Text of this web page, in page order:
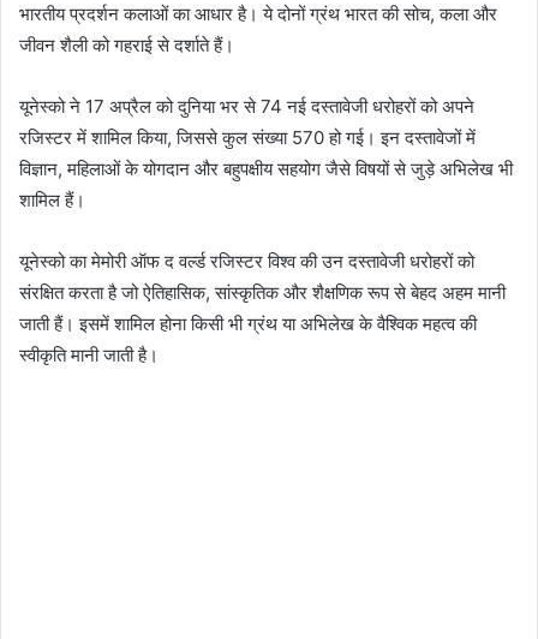
भारतीय प्रदर्शन कलाओं का आधार है। ये दोनों ग्रंथ भारत की सोच, कला और
जीवन शैली को गहराई से दर्शाते हैं।
यूनेस्को ने 17 अप्रैल को दुनिया भर से 74 नई दस्तावेजी धरोहरों को अपने
रजिस्टर में शामिल किया, जिससे कुल संख्या 570 हो गई। इन दस्तावेजों में
विज्ञान, महिलाओं के योगदान और बहुपक्षीय सहयोग जैसे विषयों से जुड़े अभिलेख भी
शामिल हैं।
यूनेस्को का मेमोरी ऑफ द वर्ल्ड रजिस्टर विश्व की उन दस्तावेजी धरोहरों को
संरक्षित करता है जो ऐतिहासिक, सांस्कृतिक और शैक्षणिक रूप से बेहद अहम मानी
जाती हैं। इसमें शामिल होना किसी भी ग्रंथ या अभिलेख के वैश्विक महत्व की
स्वीकृति मानी जाती है।